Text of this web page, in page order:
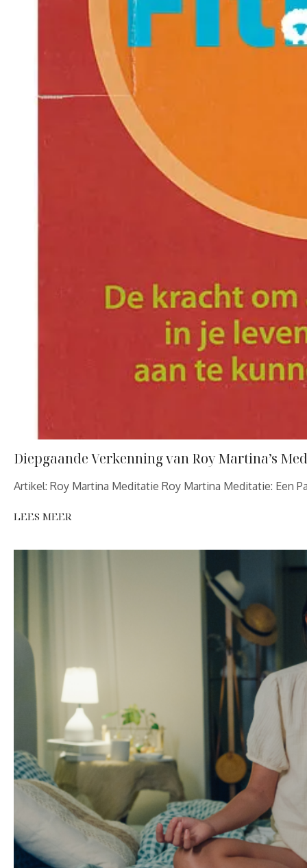
Diepgaande Verkenning van Roy Martina’s
Artikel: Roy Martina Meditatie Roy Martina Meditatie: Een
LEES MEER